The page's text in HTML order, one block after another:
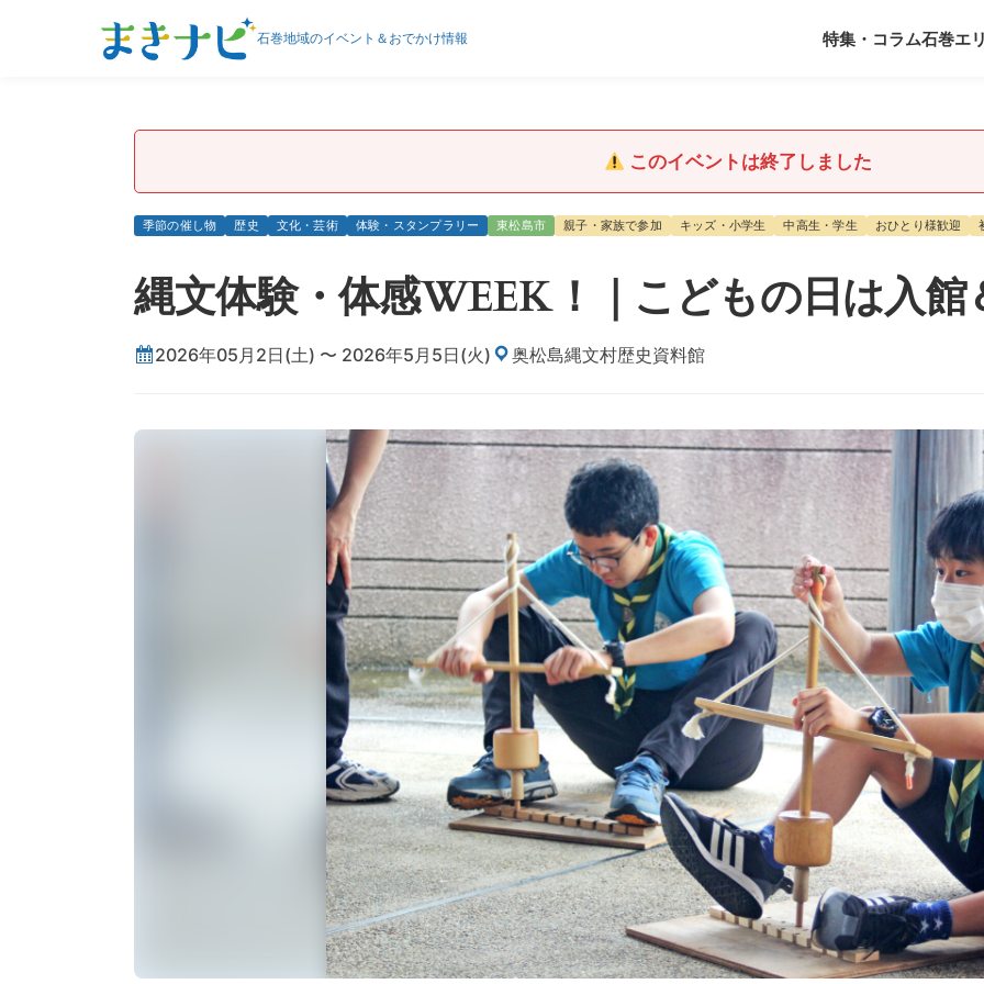
石巻地域のイベント＆おでかけ情報 特集・コラム石巻エ
このイベントは終了しました
季節の催し物 歴史 文化・芸術 体験・スタンプラリー 東松島市 親子・家族で参加 キッズ・小学生 中高生・学生 おひとり様歓迎
縄文体験・体感WEEK！｜こどもの日は入館
2026年05月2日(土) 〜 2026年5月5日(火) 奥松島縄文村歴史資料館